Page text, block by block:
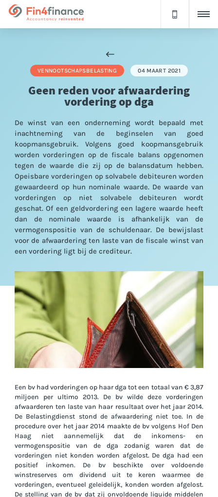
VENNOOTSCHAPSBELASTING 04 MAART 2021
Geen reden voor afwaardering
vordering op dga
De winst van een onderneming wordt bepaald met
inachtneming van de beginselen van goed
koopmansgebruik. Volgens goed koopmansgebruik
worden vorderingen op de fiscale balans opgenomen
tegen de waarde die zij op de balansdatum hebben.
Opeisbare vorderingen op solvabele debiteuren worden
gewaardeerd op hun nominale waarde. De waarde van
vorderingen op niet solvabele debiteuren wordt
geschat. Of een geldvordering een lagere waarde heeft
dan de nominale waarde is afhankelijk van de
vermogenspositie van de schuldenaar. De bewijslast
voor de afwaardering ten laste van de fiscale winst van
een vordering ligt bij de crediteur.
Een bv had vorderingen op haar dga tot een totaal van € 3,87
miljoen per ultimo 2013. De bv wilde deze vorderingen
afwaarderen ten laste van haar resultaat over het jaar 2014.
De Belastingdienst stond de afwaardering niet toe. In de
procedure over het jaar 2014 maakte de bv volgens Hof Den
Haag niet aannemelijk dat de inkomens- en
vermogenspositie van de dga zodanig waren dat de
vorderingen niet konden worden afgelost. De dga had een
positief inkomen. De bv beschikte over voldoende
winstreserves om dividend uit te keren waarmee de
vorderingen, eventueel geleidelijk, konden worden afgelost.
De stelling van de bv dat zij onvoldoende liquide middelen